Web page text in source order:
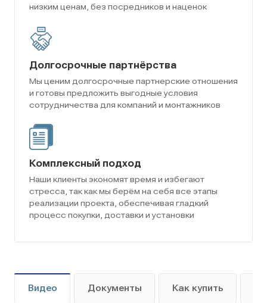
низким ценам, без посредников и наценок
Долгосрочные партнёрства
Мы ценим долгосрочные партнерские отношения
и готовы предложить выгодные условия
сотрудничества для компаний и монтажников
Комплексный подход
Наши клиенты экономят время и избегают
стресса, так как мы берём на себя все этапы
реализации проекта, обеспечивая гладкий
процесс покупки, доставки и установки
Видео Документы Как купить